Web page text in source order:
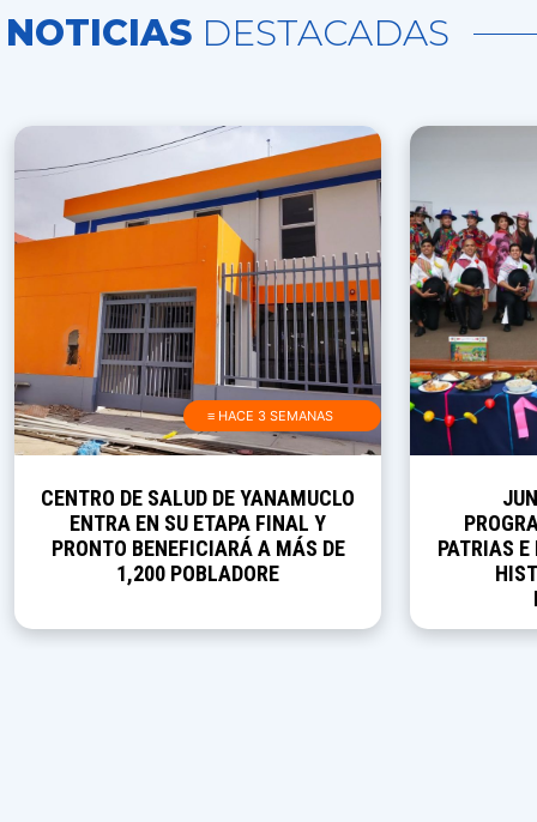
NOTICIAS DESTACADAS
≡ HACE 3 SEMANAS
CENTRO DE SALUD DE YANAMUCLO
ENTRA EN SU ETAPA FINAL Y
PRONTO BENEFICIARÁ A MÁS DE
1,200 POBLADORE
PATRIAS